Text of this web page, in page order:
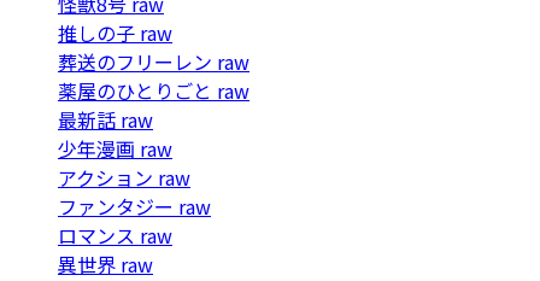
推しの子 raw
葬送のフリーレン raw
薬屋のひとりごと raw
最新話 raw
少年漫画 raw
アクション raw
ファンタジー raw
ロマンス raw
異世界 raw